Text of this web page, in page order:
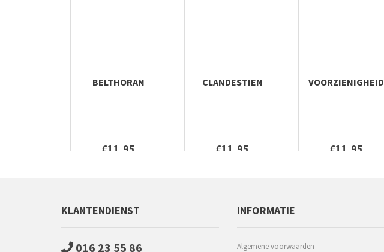
BELTHORAN
€11,95
CLANDESTIEN
€11,95
VOORZIENIGHEID
€11,95
KLANTENDIENST
016 23 55 86
INFORMATIE
Algemene voorwaarden